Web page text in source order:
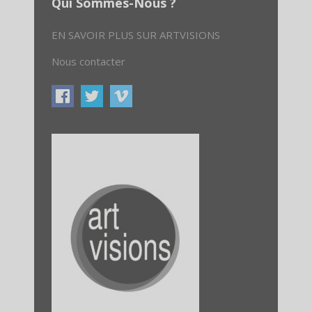
EN SAVOIR PLUS SUR ARTVISIONS
Nous contacter